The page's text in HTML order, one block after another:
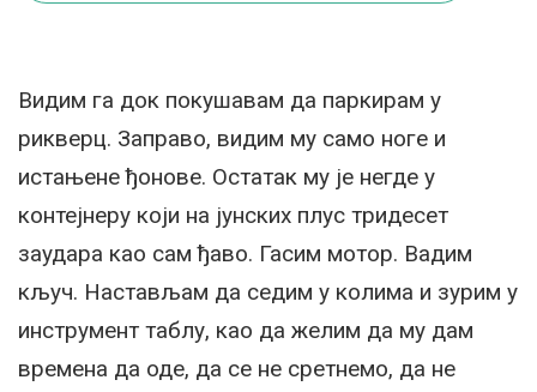
Видим га док покушавам да паркирам у
рикверц. Заправо, видим му само ноге и
истањене ђонове. Остатак му је негде у
контејнеру који на јунских плус тридесет
заудара као сам ђаво. Гасим мотор. Вадим
кључ. Настављам да седим у колима и зурим у
инструмент таблу, као да желим да му дам
времена да оде, да се не сретнемо, да не